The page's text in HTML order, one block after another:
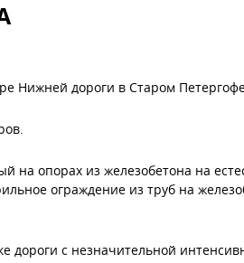
Нижней дороги в Старом
на опорах из железобетона на
ограждение из труб на
дороги с незначительной